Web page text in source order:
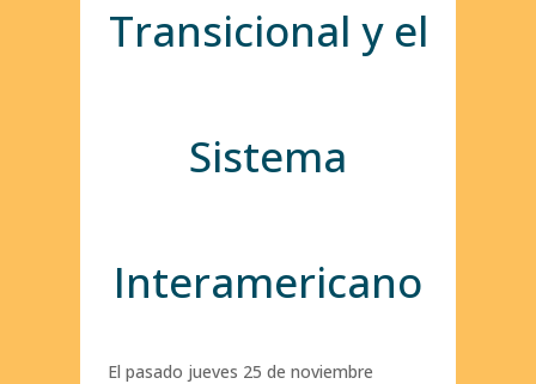
Transicional y el
Sistema
Interamericano
El pasado jueves 25 de noviembre